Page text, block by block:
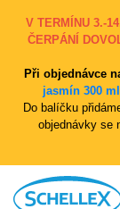
V TERMÍNU 3.-
ČERPÁNÍ
Při objednávce
jasmín 300 ml
Do balíčku
objednávky se